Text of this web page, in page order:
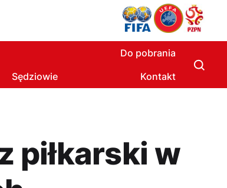
Sędziowie
Do pobrania
Kontakt
piłkarski w